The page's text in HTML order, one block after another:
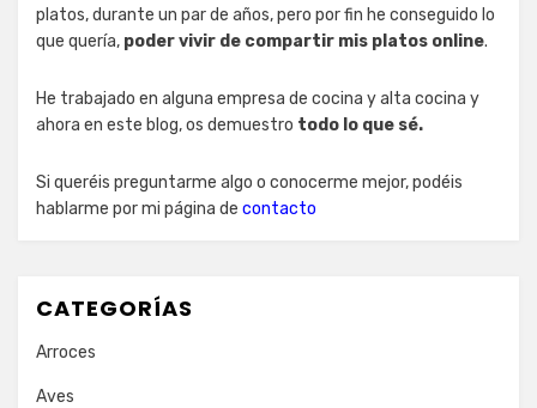
platos, durante un par de años, pero por fin he conseguido lo
que quería, poder vivir de compartir mis platos online.
He trabajado en alguna empresa de cocina y alta cocina y
ahora en este blog, os demuestro todo lo que sé.
Si queréis preguntarme algo o conocerme mejor, podéis
hablarme por mi página de contacto
CATEGORÍAS
Arroces
Aves